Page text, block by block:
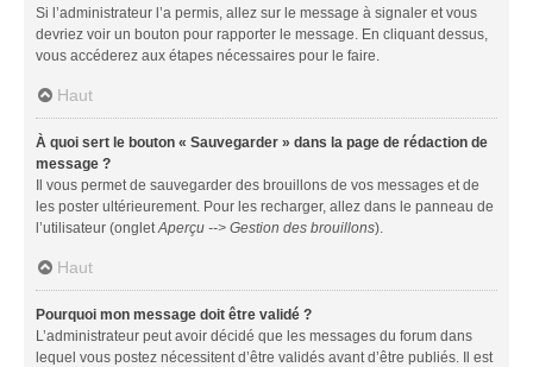
Si l’administrateur l’a permis, allez sur le message à signaler et vous
devriez voir un bouton pour rapporter le message. En cliquant dessus,
vous accéderez aux étapes nécessaires pour le faire.
Haut
À quoi sert le bouton « Sauvegarder » dans la page de rédaction de
message ?
Il vous permet de sauvegarder des brouillons de vos messages et de
les poster ultérieurement. Pour les recharger, allez dans le panneau de
l’utilisateur (ongletAperçu --> Gestion des brouillons).
Haut
Pourquoi mon message doit être validé ?
L’administrateur peut avoir décidé que les messages du forum dans
lequel vous postez nécessitent d’être validés avant d’être publiés. Il est